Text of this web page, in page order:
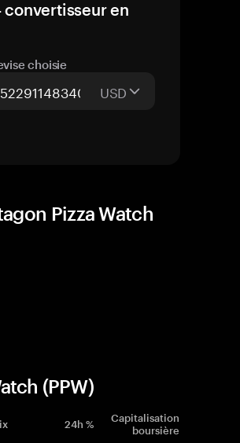
convertisseur en
choisie
USD
Pizza Watch
(PPW)
24h %
Capitalisation
boursière